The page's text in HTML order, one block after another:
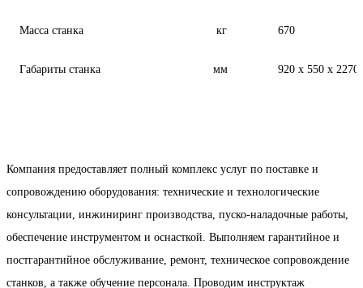
Масса станка кг 670
Габариты станка мм 920 х 550 х 2270
Компания предоставляет полный комплекс услуг по поставке и
сопровождению оборудования: технические и технологические
консультации, инжиниринг производства, пуско-наладочные работы,
обеспечение инструментом и оснасткой. Выполняем гарантийное и
постгарантийное обслуживание, ремонт, техническое сопровождение
станков, а также обучение персонала. Проводим инструктаж